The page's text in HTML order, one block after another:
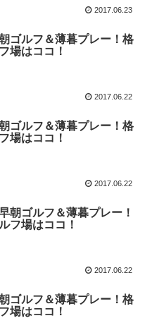
2017.06.23
ゴルフ＆薄暮プレー！格
場はココ！
2017.06.22
ゴルフ＆薄暮プレー！格
場はココ！
2017.06.22
朝ゴルフ＆薄暮プレー！
フ場はココ！
2017.06.22
ゴルフ＆薄暮プレー！格
場はココ！